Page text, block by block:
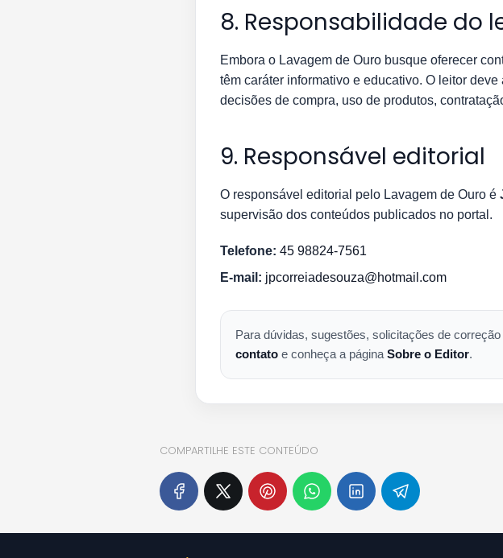
8. Responsabilidade do
Embora o Lavagem de Ouro busque oferecer
têm caráter informativo e educativo. O leitor
decisões de compra, uso de produtos,
9. Responsável editorial
O responsável editorial pelo Lavagem de Ouro é
supervisão dos conteúdos publicados no portal.
Telefone: 45 98824-7561
E-mail: jpcorreiadesouza@hotmail.com
Para dúvidas, sugestões, solicitações de
contato e conheça a página Sobre o Editor.
COMPARTILHE ESTE CONTEÚDO